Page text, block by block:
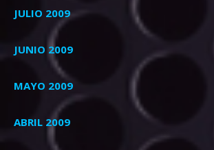
JULIO 2009
JUNIO 2009
MAYO 2009
ABRIL 2009